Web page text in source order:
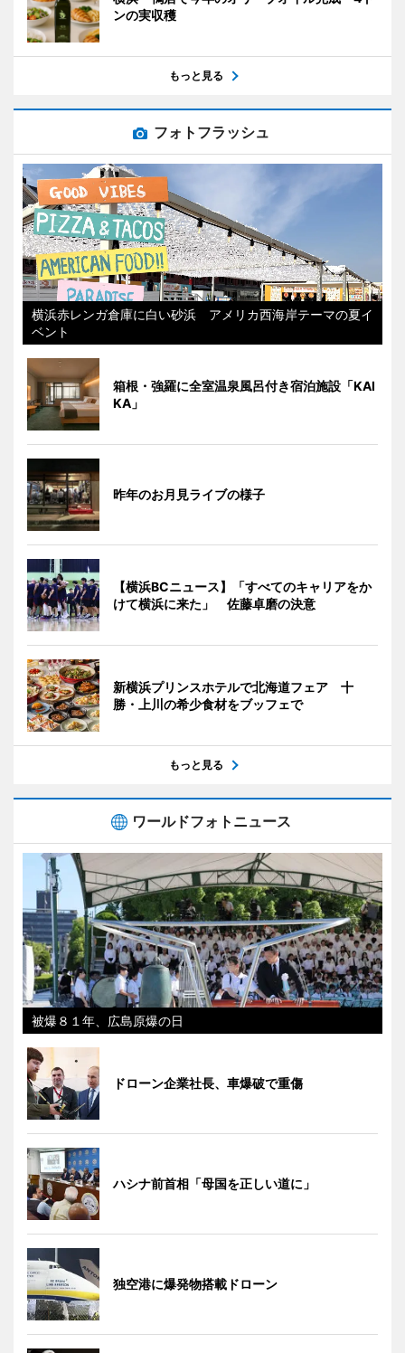
ンの実収穫
もっと見る
フォトフラッシュ
横浜赤レンガ倉庫に白い砂浜 アメリカ西海岸テーマの夏イ
ベント
箱根・強羅に全室温泉風呂付き宿泊施設「KAI
KA」
昨年のお月見ライブの様子
【横浜BCニュース】「すべてのキャリアをか
けて横浜に来た」 佐藤卓磨の決意
新横浜プリンスホテルで北海道フェア 十
勝・上川の希少食材をブッフェで
もっと見る
ワールドフォトニュース
被爆８１年、広島原爆の日
ドローン企業社長、車爆破で重傷
ハシナ前首相「母国を正しい道に」
独空港に爆発物搭載ドローン